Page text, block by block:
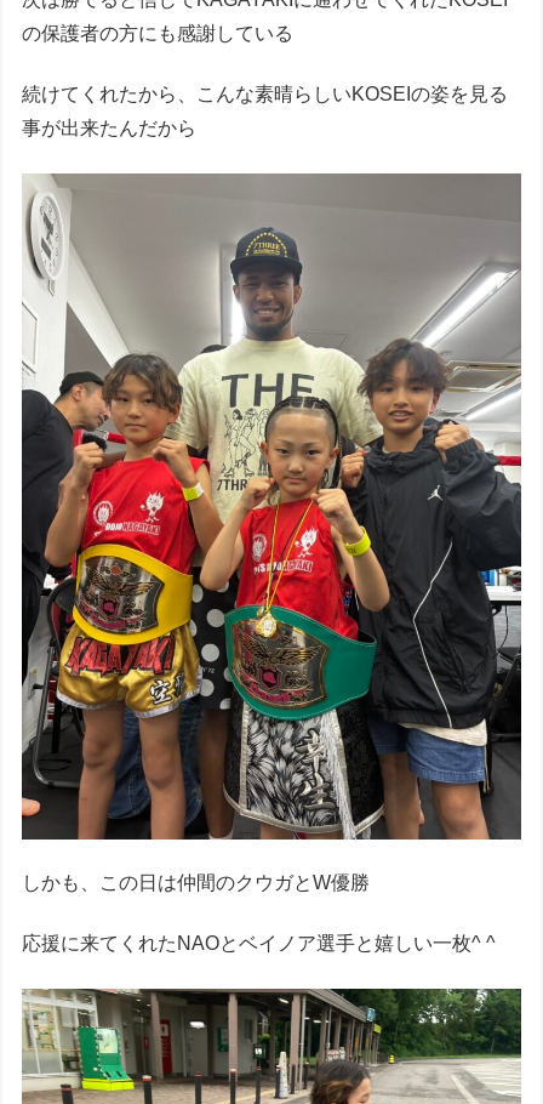
の保護者の方にも感謝している
続けてくれたから、こんな素晴らしいKOSEIの姿を見る
事が出来たんだから
しかも、この日は仲間のクウガとW優勝
応援に来てくれたNAOとベイノア選手と嬉しい一枚^ ^